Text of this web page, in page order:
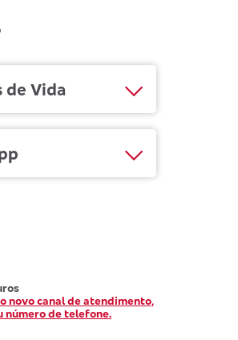
de Vida
novo canal de atendimento,
número de telefone.